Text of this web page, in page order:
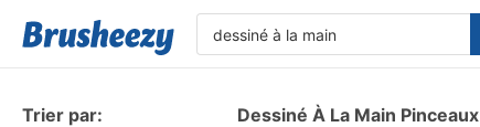
Trier par: Dessiné À La Main Pinceaux